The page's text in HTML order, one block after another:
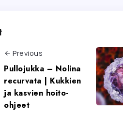
Previous
Pullojukka – Nolina
recurvata | Kukkien
ja kasvien hoito-
ohjeet